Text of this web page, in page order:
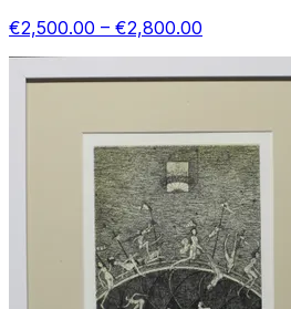
€2,500.00 – €2,800.00